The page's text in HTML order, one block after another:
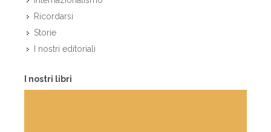
Ricordarsi
Storie
I nostri editoriali
I nostri libri